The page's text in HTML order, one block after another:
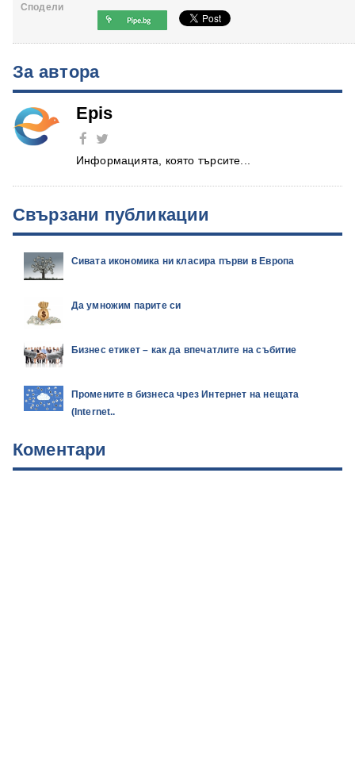
Сподели
За автора
Epis
Информацията, която търсите...
Свързани публикации
Сивата икономика ни класира първи в Европа
Да умножим парите си
Бизнес етикет – как да впечатлите на събитие
Промените в бизнеса чрез Интернет на нещата
(Internet..
Коментари